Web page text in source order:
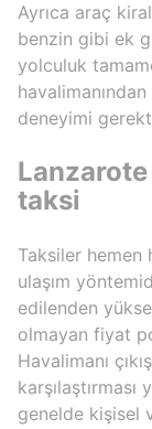
Ayrıca araç
benzin gibi ek
yolculuk
deneyimi
taksi
Taksiler hemen
ulaşım
edilenden
olmayan fiyat
Havalimanı
genelde kişisel